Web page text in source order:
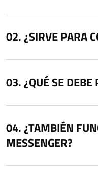
¿SIRVE PARA
¿QUÉ SE
¿TAMBIÉN
MESSENGER?